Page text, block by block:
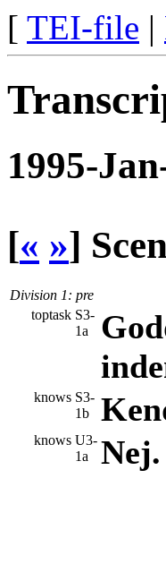
[ TEI-file |
1995-
[« »]
Division 1: pre
toptask S3-
1a
knows S3-
1b
knows U3-
1a
Nej.